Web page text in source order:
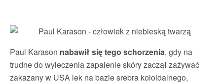
Paul Karason nabawił się tego schorzenia, gdy na
trudne do wyleczenia zapalenie skóry zaczął zażywać
zakazany w USA lek na bazie srebra koloidalnego,